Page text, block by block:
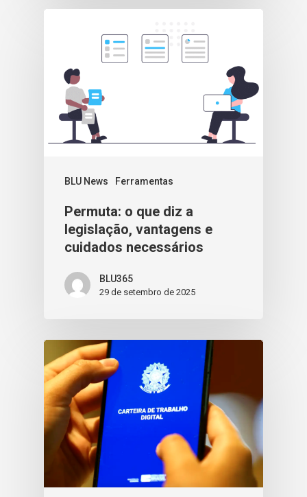
BLU News Ferramentas
Permuta: o que diz a
legislação, vantagens e
cuidados necessários
BLU365
29 de setembro de 2025